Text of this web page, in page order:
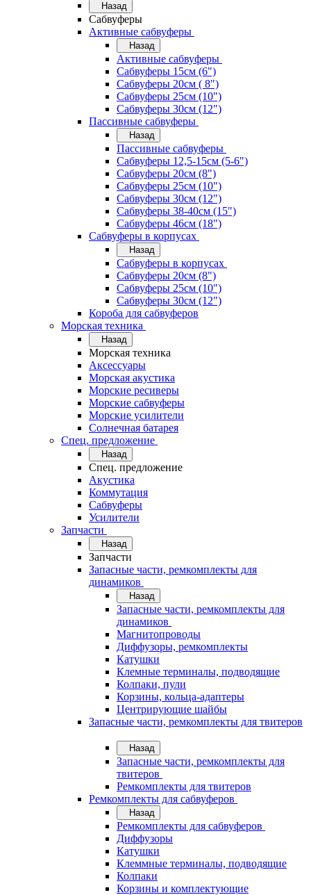
Назад
Сабвуферы
Активные сабвуферы
Назад
Активные сабвуферы
Сабвуферы 15см (6")
Сабвуферы 20см ( 8")
Сабвуферы 25см (10")
Сабвуферы 30см (12")
Пассивные сабвуферы
Назад
Пассивные сабвуферы
Сабвуферы 12,5-15см (5-6")
Сабвуферы 20см (8")
Сабвуферы 25см (10")
Сабвуферы 30см (12")
Сабвуферы 38-40см (15")
Сабвуферы 46см (18")
Сабвуферы в корпусах
Назад
Сабвуферы в корпусах
Сабвуферы 20см (8")
Сабвуферы 25см (10")
Сабвуферы 30см (12")
Короба для сабвуферов
Морская техника
Назад
Морская техника
Аксессуары
Морская акустика
Морские ресиверы
Морские сабвуферы
Морские усилители
Солнечная батарея
Спец. предложение
Назад
Спец. предложение
Акустика
Коммутация
Сабвуферы
Усилители
Запчасти
Назад
Запчасти
Запасные части, ремкомплекты для
динамиков
Назад
Запасные части, ремкомплекты для
динамиков
Магнитопроводы
Диффузоры, ремкомплекты
Катушки
Клемные терминалы, подводящие
Колпаки, пули
Корзины, кольца-адаптеры
Центрирующие шайбы
Запасные части, ремкомплекты для твитеров
Назад
Запасные части, ремкомплекты для
твитеров
Ремкомплекты для твитеров
Ремкомплекты для сабвуферов
Назад
Ремкомплекты для сабвуферов
Диффузоры
Катушки
Клеммные терминалы, подводящие
Колпаки
Корзины и комплектующие